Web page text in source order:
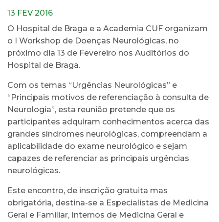
13 FEV 2016
O Hospital de Braga e a Academia CUF organizam
o I Workshop de Doenças Neurológicas, no
próximo dia 13 de Fevereiro nos Auditórios do
Hospital de Braga.
Com os temas “Urgências Neurológicas” e
“Principais motivos de referenciação à consulta de
Neurologia”, esta reunião pretende que os
participantes adquiram conhecimentos acerca das
grandes síndromes neurológicas, compreendam a
aplicabilidade do exame neurológico e sejam
capazes de referenciar as principais urgências
neurológicas.
Este encontro, de inscrição gratuita mas
obrigatória, destina-se a Especialistas de Medicina
Geral e Familiar, Internos de Medicina Geral e